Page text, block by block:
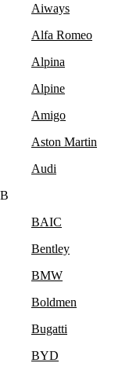
Aiways
Alfa Romeo
Alpina
Alpine
Amigo
Aston Martin
Audi
B
BAIC
Bentley
BMW
Boldmen
Bugatti
BYD